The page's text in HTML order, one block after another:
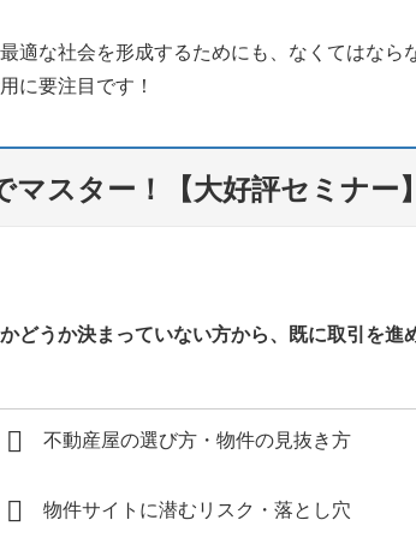
適な社会を形成するためにも、なくてはなら
に要注目です！
マスター！【大好評セミナー】
どうか決まっていない方から、既に取引を進
不動産屋の選び方・物件の見抜き方
物件サイトに潜むリスク・落とし穴